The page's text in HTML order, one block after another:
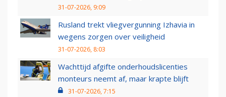
31-07-2026, 9:09
Rusland trekt vliegvergunning Izhavia in
wegens zorgen over veiligheid
31-07-2026, 8:03
Wachttijd afgifte onderhoudslicenties
monteurs neemt af, maar krapte blijft
31-07-2026, 7:15